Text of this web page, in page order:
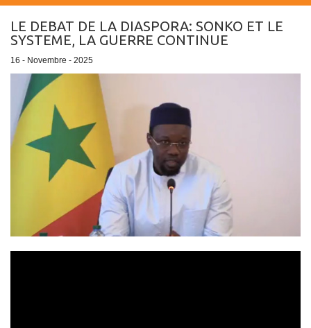
LE DEBAT DE LA DIASPORA: SONKO ET LE
SYSTEME, LA GUERRE CONTINUE
16 - Novembre - 2025